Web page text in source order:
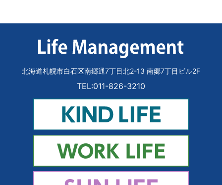
北海道札幌市白石区南郷通7丁目北2-13 南郷7丁目ビル2F
TEL:011-826-3210